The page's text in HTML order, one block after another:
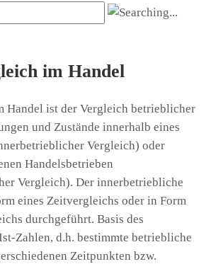
im Handel
Handel ist der Vergleich betrieblicher
und Zustände innerhalb eines
Vergleich) oder
Handelsbetrieben
Vergleich). Der innerbetriebliche
eines Zeitvergleichs oder in Form
durchgeführt. Basis des
Zahlen, d.h. bestimmte betriebliche
Zeitpunkten bzw.